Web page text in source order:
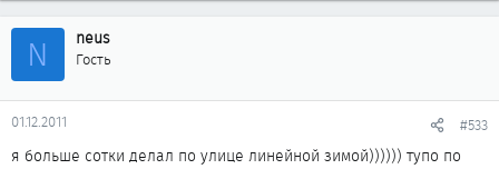
N neus
Гость
01.12.2011 #533
я больше сотки делал по улице линейной зимой)))))) тупо по